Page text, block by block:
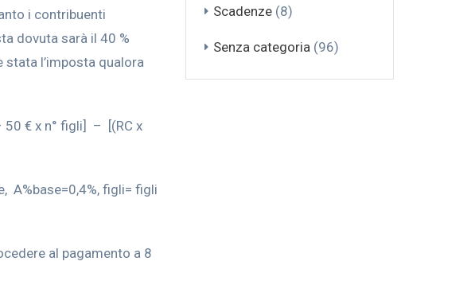
i contribuenti
dovuta sarà il 40 %
l’imposta qualora
50 € x n° figli] – [(RC x
A%base=0,4%, figli= figli
al pagamento a 8
Scadenze(8)
Senza categoria(96)